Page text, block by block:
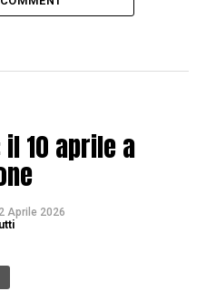
10 aprile a
2 Aprile 2026